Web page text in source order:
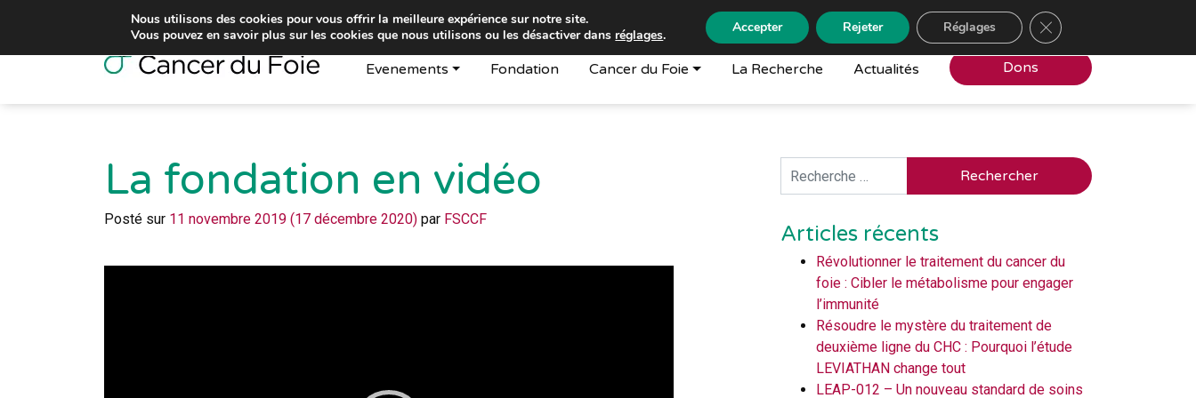
Dons
Evenements Fondation Cancer du Foie La Recherche Actualités
La fondation en vidéo
Posté sur 11 novembre 2019 (17 décembre 2020) par FSCCF
Rechercher
Articles récents
Révolutionner le traitement du cancer du
foie : Cibler le métabolisme pour engager
l’immunité
Résoudre le mystère du traitement de
deuxième ligne du CHC : Pourquoi l’étude
LEVIATHAN change tout
LEAP-012 – Un nouveau standard de soins
Nous utilisons des cookies pour vous offrir la meilleure expérience sur notre site.
Vous pouvez en savoir plus sur les cookies que nous utilisons ou les désactiver dans réglages. Accepter Rejeter Réglages Close GDPR Cookie Banner